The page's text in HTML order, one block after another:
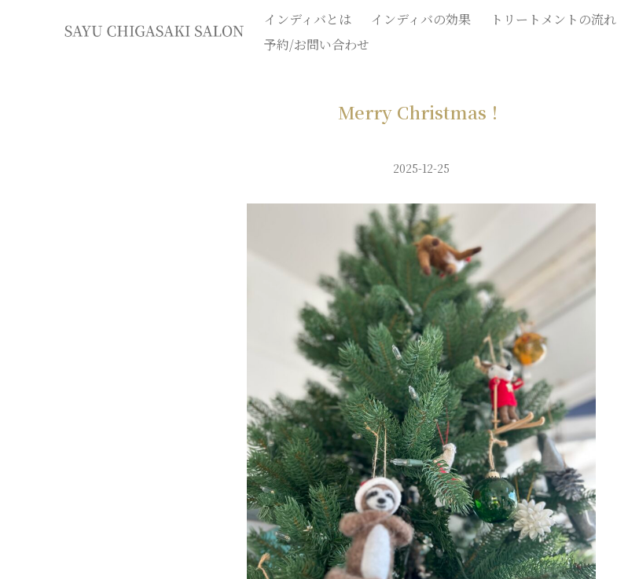
イ
インディバとは インディバの効果 トリートメントの流れ
予約/お問い合わせ
Merry Christmas！
2025-12-25